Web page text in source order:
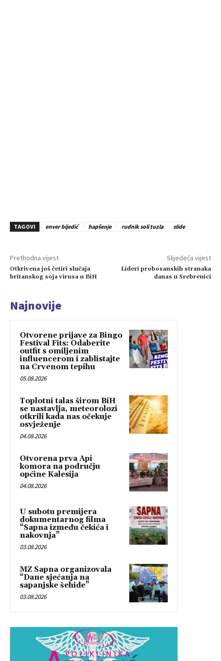
TAGOVI enver bijedić hapšenje rudnik soli tuzla slide
Prethodna vijest
Otkrivena još četiri slučaja
britanskog soja virusa u BiH
Slijedeća vijest
Lideri probosanskih stranaka
danas u Srebrenici
Najnovije
Otvorene prijave za Bingo
Festival Fits: Odaberite
outfit s omiljenim
influencerom i zablistajte
na Crvenom tepihu
05.08.2026
Toplotni talas širom BiH
se nastavlja, meteorolozi
otkrili kada nas očekuje
osvježenje
04.08.2026
Otvorena prva Api
komora na području
općine Kalesija
04.08.2026
U subotu premijera
dokumentarnog filma
“Sapna između čekića i
nakovnja”
03.08.2026
MZ Sapna organizovala
“Dane sjećanja na
sapanjske šehide”
03.08.2026